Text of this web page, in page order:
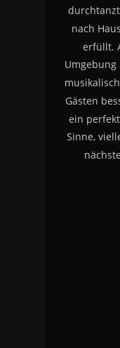
nach
erfüllt.
Gästen
ein
Sinne,